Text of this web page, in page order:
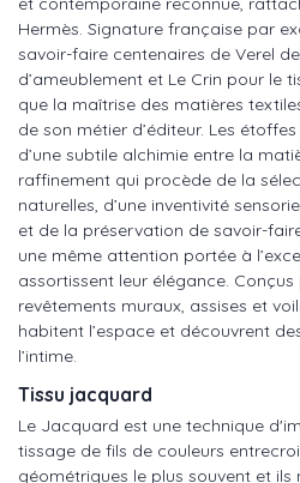
Hermès. Signature française par
savoir-faire centenaires de Verel
d’ameublement et Le Crin pour le
que la maîtrise des matières
de son métier d’éditeur. Les
d’une subtile alchimie entre la
raffinement qui procède de la
naturelles, d’une inventivité
et de la préservation de savoir-
une même attention portée à
assortissent leur élégance. Conçus
revêtements muraux, assises et
habitent l’espace et découvrent
l’intime.
Tissu jacquard
Le Jacquard est une technique
tissage de fils de couleurs
géométriques le plus souvent et